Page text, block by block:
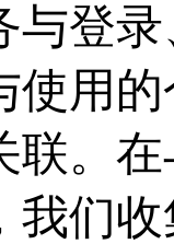
与登
使用
联。
我们